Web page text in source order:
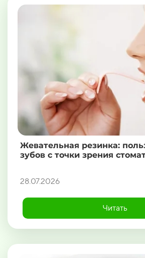
Жевательная резинка:
зубов с точки зрения
28.07.2026
Читать